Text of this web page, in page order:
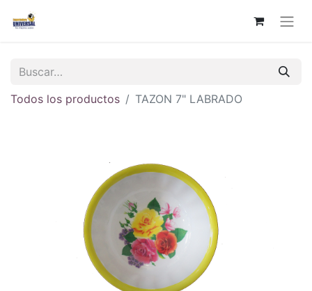
Todos los productos TAZON 7" LABRADO